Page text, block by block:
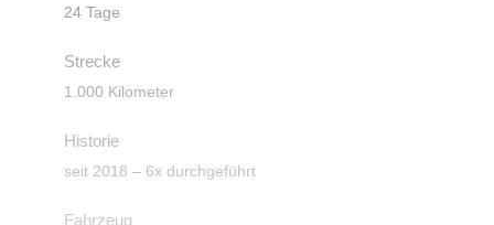
24 Tage
Strecke
1.000 Kilometer
Historie
seit 2018 – 6x durchgeführt
Fahrzeug